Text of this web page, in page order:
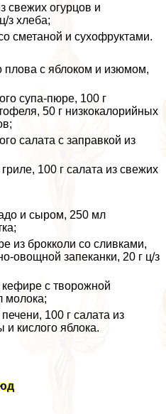
свежих огурцов и
з хлеба;
сметаной и сухофруктами.
плова с яблоком и изюмом,
супа-пюре, 100 г
50 г низкокалорийных
салата с заправкой из
100 г салата из свежих
и сыром, 250 мл
из брокколи со сливками,
овощной запеканки, 20 г ц/з
с творожной
молока;
100 г салата из
и кислого яблока.